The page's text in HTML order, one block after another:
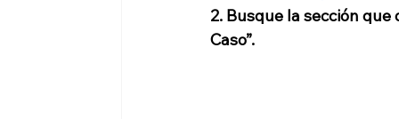
2. Busque la sección que
Caso”.